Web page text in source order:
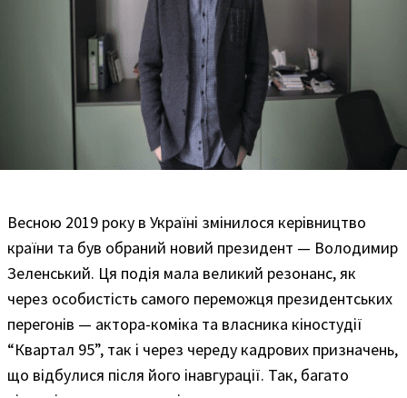
Весною 2019 року в Україні змінилося керівництво
країни та був обраний новий президент — Володимир
Зеленський. Ця подія мала великий резонанс, як
через особистість самого переможця президентських
перегонів — актора-коміка та власника кіностудії
“Квартал 95”, так і через череду кадрових призначень,
що відбулися після його інавгурації. Так, багато